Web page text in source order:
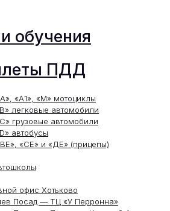
обучения
ПДД
«А1», «М» мотоциклы
легковые автомобили
грузовые автомобили
автобусы
«СЕ» и «ДЕ» (прицепы)
офис Хотьково
Посад — ТЦ «У Перронна»